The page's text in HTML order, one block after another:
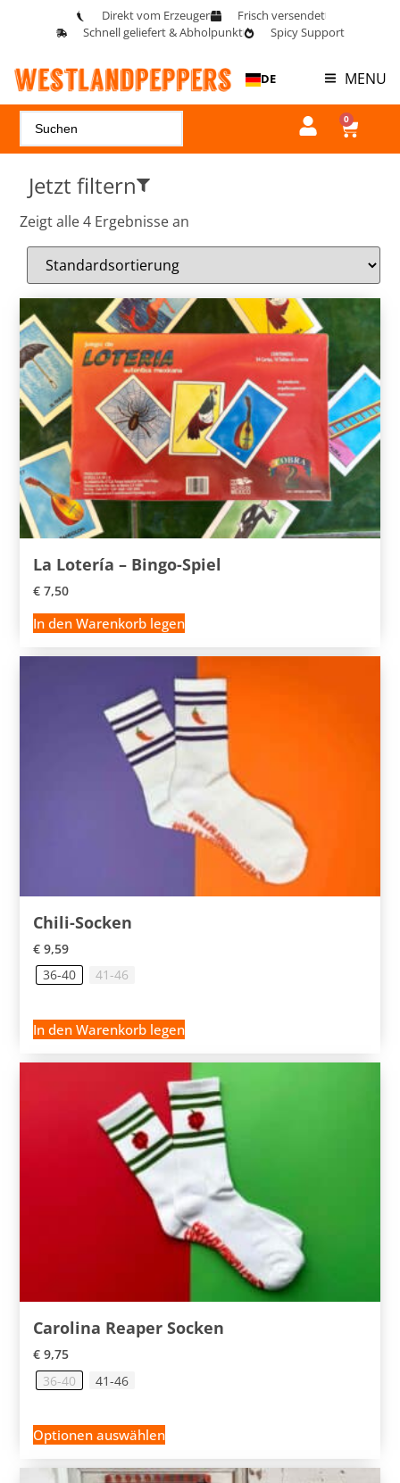
Direkt vom Erzeuger
Frisch versendet
Schnell geliefert & Abholpunkt
Spicy Support
DE MENU
0
Jetzt filtern
Zeigt alle 4 Ergebnisse an
La Lotería – Bingo-Spiel
€ 7,50
In den Warenkorb legen
Chili-Socken
€ 9,59
36-40
41-46
In den Warenkorb legen
Carolina Reaper Socken
€ 9,75
36-40
41-46
Optionen auswählen